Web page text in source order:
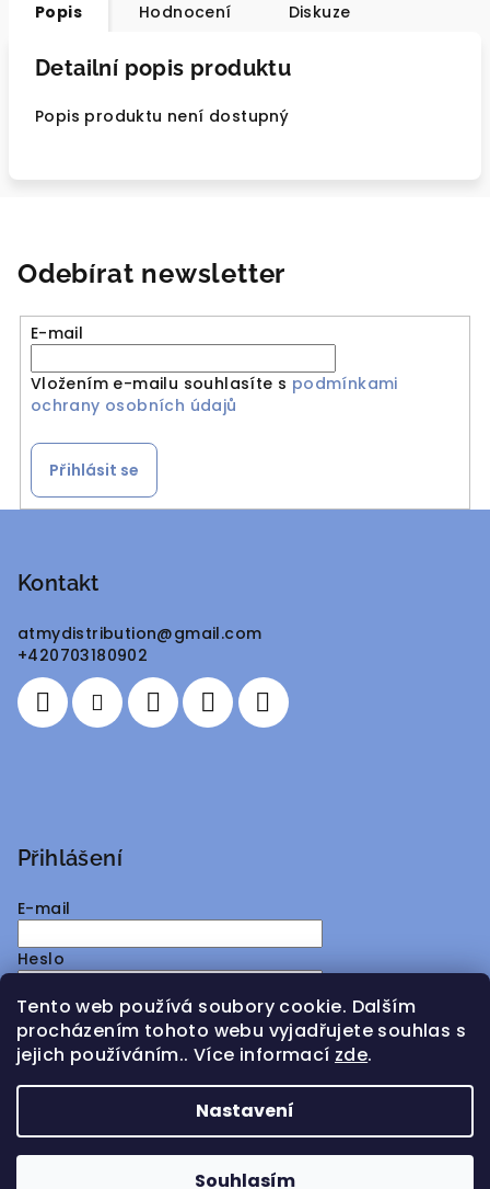
Tento web používá soubory cookie. Dalším
procházením tohoto webu vyjadřujete souhlas s
jejich používáním.. Více informací zde.
Nastavení
Souhlasím
Popis Hodnocení Diskuze
Detailní popis produktu
Popis produktu není dostupný
Odebírat newsletter
E-mail
Vložením e-mailu souhlasíte s podmínkami
ochrany osobních údajů
Přihlásit se
Kontakt
atmydistribution@gmail.com
+420703180902
Přihlášení
E-mail
Heslo
Přihlásit se
Nová registraceZapomenuté heslo